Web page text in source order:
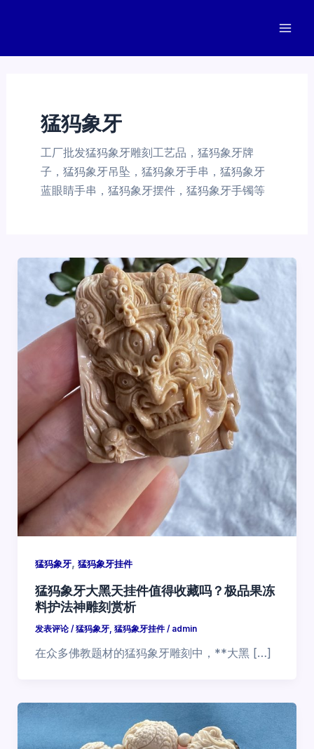
猛犸象牙
工厂批发猛犸象牙雕刻工艺品，猛犸象牙牌
子，猛犸象牙吊坠，猛犸象牙手串，猛犸象牙
蓝眼睛手串，猛犸象牙摆件，猛犸象牙手镯等
猛犸象牙, 猛犸象牙挂件
猛犸象牙大黑天挂件值得收藏吗？极品果冻
料护法神雕刻赏析
发表评论 /猛犸象牙, 猛犸象牙挂件/ admin
在众多佛教题材的猛犸象牙雕刻中，**大黑 […]